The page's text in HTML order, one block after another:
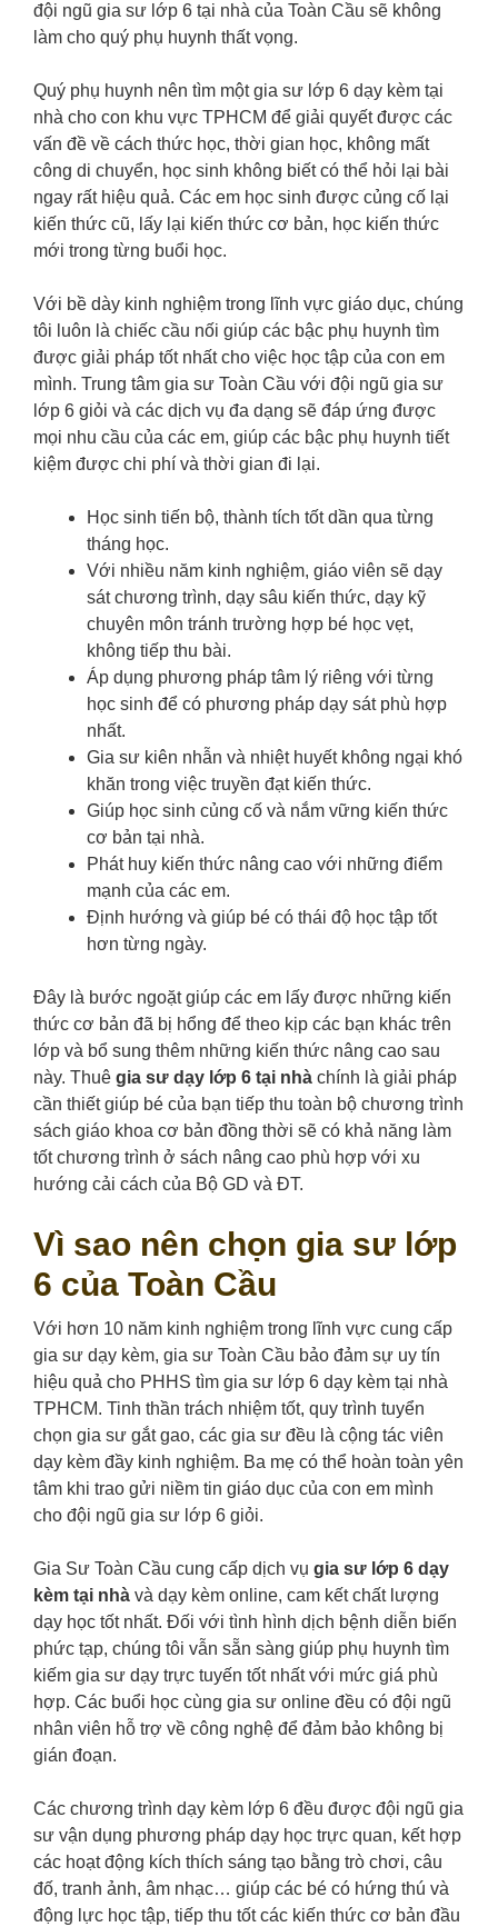
đội ngũ gia sư lớp 6 tại nhà của Toàn Cầu sẽ không
làm cho quý phụ huynh thất vọng.
Quý phụ huynh nên tìm một gia sư lớp 6 dạy kèm tại
nhà cho con khu vực TPHCM để giải quyết được các
vấn đề về cách thức học, thời gian học, không mất
công di chuyển, học sinh không biết có thể hỏi lại bài
ngay rất hiệu quả. Các em học sinh được củng cố lại
kiến thức cũ, lấy lại kiến thức cơ bản, học kiến thức
mới trong từng buổi học.
Với bề dày kinh nghiệm trong lĩnh vực giáo dục, chúng
tôi luôn là chiếc cầu nối giúp các bậc phụ huynh tìm
được giải pháp tốt nhất cho việc học tập của con em
mình. Trung tâm gia sư Toàn Cầu với đội ngũ gia sư
lớp 6 giỏi và các dịch vụ đa dạng sẽ đáp ứng được
mọi nhu cầu của các em, giúp các bậc phụ huynh tiết
kiệm được chi phí và thời gian đi lại.
Học sinh tiến bộ, thành tích tốt dần qua từng
tháng học.
Với nhiều năm kinh nghiệm, giáo viên sẽ dạy
sát chương trình, dạy sâu kiến thức, dạy kỹ
chuyên môn tránh trường hợp bé học vẹt,
không tiếp thu bài.
Áp dụng phương pháp tâm lý riêng với từng
học sinh để có phương pháp dạy sát phù hợp
nhất.
Gia sư kiên nhẫn và nhiệt huyết không ngại khó
khăn trong việc truyền đạt kiến thức.
Giúp học sinh củng cố và nắm vững kiến thức
cơ bản tại nhà.
Phát huy kiến thức nâng cao với những điểm
mạnh của các em.
Định hướng và giúp bé có thái độ học tập tốt
hơn từng ngày.
Đây là bước ngoặt giúp các em lấy được những kiến
thức cơ bản đã bị hổng để theo kịp các bạn khác trên
lớp và bổ sung thêm những kiến thức nâng cao sau
này. Thuê gia sư dạy lớp 6 tại nhà chính là giải pháp
cần thiết giúp bé của bạn tiếp thu toàn bộ chương trình
sách giáo khoa cơ bản đồng thời sẽ có khả năng làm
tốt chương trình ở sách nâng cao phù hợp với xu
hướng cải cách của Bộ GD và ĐT.
Vì sao nên chọn gia sư lớp
6 của Toàn Cầu
Với hơn 10 năm kinh nghiệm trong lĩnh vực cung cấp
gia sư dạy kèm, gia sư Toàn Cầu bảo đảm sự uy tín
hiệu quả cho PHHS tìm gia sư lớp 6 dạy kèm tại nhà
TPHCM. Tinh thần trách nhiệm tốt, quy trình tuyển
chọn gia sư gắt gao, các gia sư đều là cộng tác viên
dạy kèm đầy kinh nghiệm. Ba mẹ có thể hoàn toàn yên
tâm khi trao gửi niềm tin giáo dục của con em mình
cho đội ngũ gia sư lớp 6 giỏi.
Gia Sư Toàn Cầu cung cấp dịch vụ gia sư lớp 6 dạy
kèm tại nhà và dạy kèm online, cam kết chất lượng
dạy học tốt nhất. Đối với tình hình dịch bệnh diễn biến
phức tạp, chúng tôi vẫn sẵn sàng giúp phụ huynh tìm
kiếm gia sư dạy trực tuyến tốt nhất với mức giá phù
hợp. Các buổi học cùng gia sư online đều có đội ngũ
nhân viên hỗ trợ về công nghệ để đảm bảo không bị
gián đoạn.
Các chương trình dạy kèm lớp 6 đều được đội ngũ gia
sư vận dụng phương pháp dạy học trực quan, kết hợp
các hoạt động kích thích sáng tạo bằng trò chơi, câu
đố, tranh ảnh, âm nhạc… giúp các bé có hứng thú và
động lực học tập, tiếp thu tốt các kiến thức cơ bản đầu